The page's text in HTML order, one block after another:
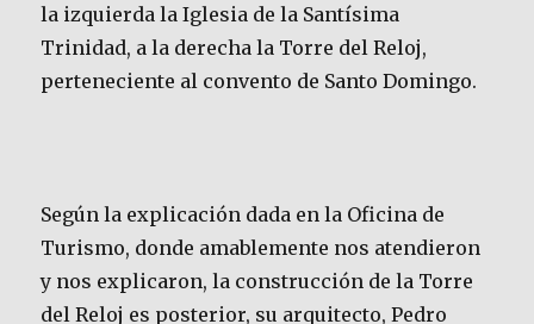
la izquierda la Iglesia de la Santísima
Trinidad, a la derecha la Torre del Reloj,
perteneciente al convento de Santo Domingo.
Según la explicación dada en la Oficina de
Turismo, donde amablemente nos atendieron
y nos explicaron, la construcción de la Torre
del Reloj es posterior, su arquitecto, Pedro